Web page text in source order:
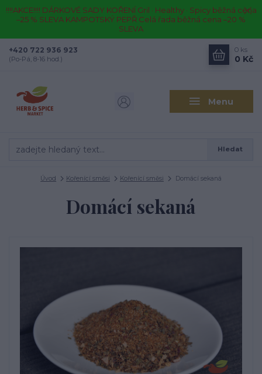
!!!!AKCE!!!! DÁRKOVÉ SADY KOŘENÍ Gril · Healthy · Spicy běžná cena
–25 % SLEVA KAMPOTSKÝ PEPŘ Celá řada běžná cena –20 %
SLEVA
Menu
Hledat
+420 722 936 923
(Po-Pá, 8-16 hod.)
0 ks
0 Kč
Úvod Kořenící směsi Kořenící směsi Domácí sekaná
Domácí sekaná